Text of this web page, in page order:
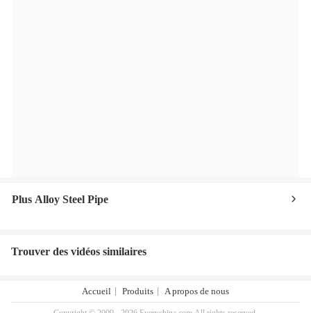
Plus Alloy Steel Pipe
Trouver des vidéos similaires
Accueil Produits A propos de nous